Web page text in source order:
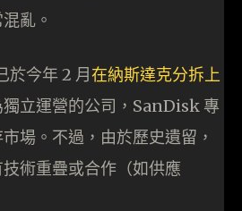
亂。
於今年 2 月在納斯達克分拆上
獨立運營的公司，SanDisk 專
場。不過，由於歷史遺留，
術重疊或合作（如供應